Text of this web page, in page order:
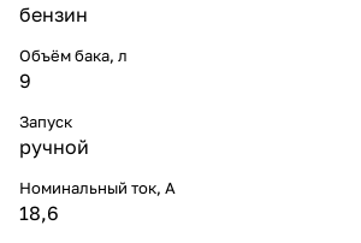
бензин
Объём бака, л
9
Запуск
ручной
Номинальный ток, A
18,6